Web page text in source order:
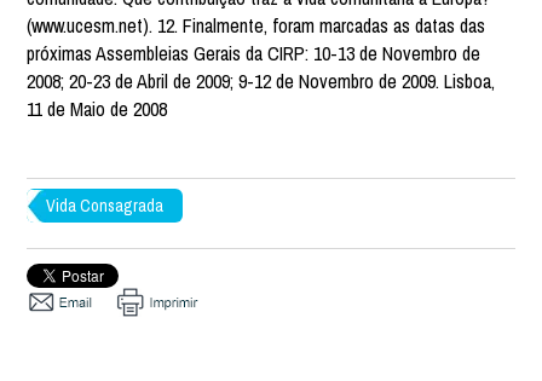
(www.ucesm.net). 12. Finalmente, foram marcadas as datas das
próximas Assembleias Gerais da CIRP: 10-13 de Novembro de
2008; 20-23 de Abril de 2009; 9-12 de Novembro de 2009. Lisboa,
11 de Maio de 2008
Vida Consagrada